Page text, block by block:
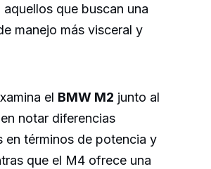
aquellos que buscan una
manejo más visceral y
el BMW M2 junto al
notar diferencias
en términos de potencia y
que el M4 ofrece una